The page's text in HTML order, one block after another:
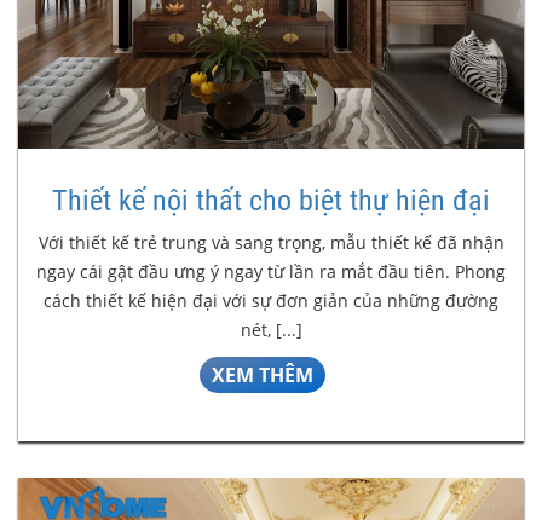
Thiết kế nội thất cho biệt thự hiện đại
Với thiết kế trẻ trung và sang trọng, mẫu thiết kế đã nhận
ngay cái gật đầu ưng ý ngay từ lần ra mắt đầu tiên. Phong
cách thiết kế hiện đại với sự đơn giản của những đường
nét, [...]
XEM THÊM